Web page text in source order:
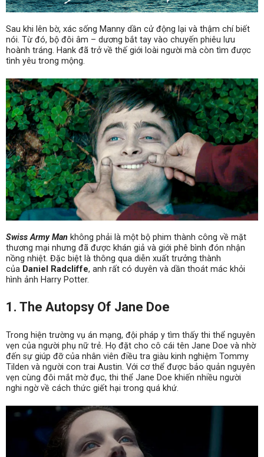
Sau khi lên bờ, xác sống Manny dần cử động lại và thậm chí biết
nói. Từ đó, bộ đôi âm – dương bắt tay vào chuyến phiêu lưu
hoành tráng. Hank đã trở về thế giới loài người mà còn tìm được
tình yêu trong mộng.
Swiss Army Man không phải là một bộ phim thành công về mặt
thương mại nhưng đã được khán giả và giới phê bình đón nhận
nồng nhiệt. Đặc biệt là thông qua diễn xuất trưởng thành
của Daniel Radcliffe, anh rất có duyên và dần thoát mác khỏi
hình ảnh Harry Potter.
1. The Autopsy Of Jane Doe
Trong hiện trường vụ án mạng, đội pháp y tìm thấy thi thể nguyên
vẹn của người phụ nữ trẻ. Họ đặt cho cô cái tên Jane Doe và nhờ
đến sự giúp đỡ của nhân viên điều tra giàu kinh nghiệm Tommy
Tilden và người con trai Austin. Với cơ thể được bảo quản nguyên
vẹn cùng đôi mắt mờ đục, thi thể Jane Doe khiến nhiều người
nghi ngờ về cách thức giết hại trong quá khứ.